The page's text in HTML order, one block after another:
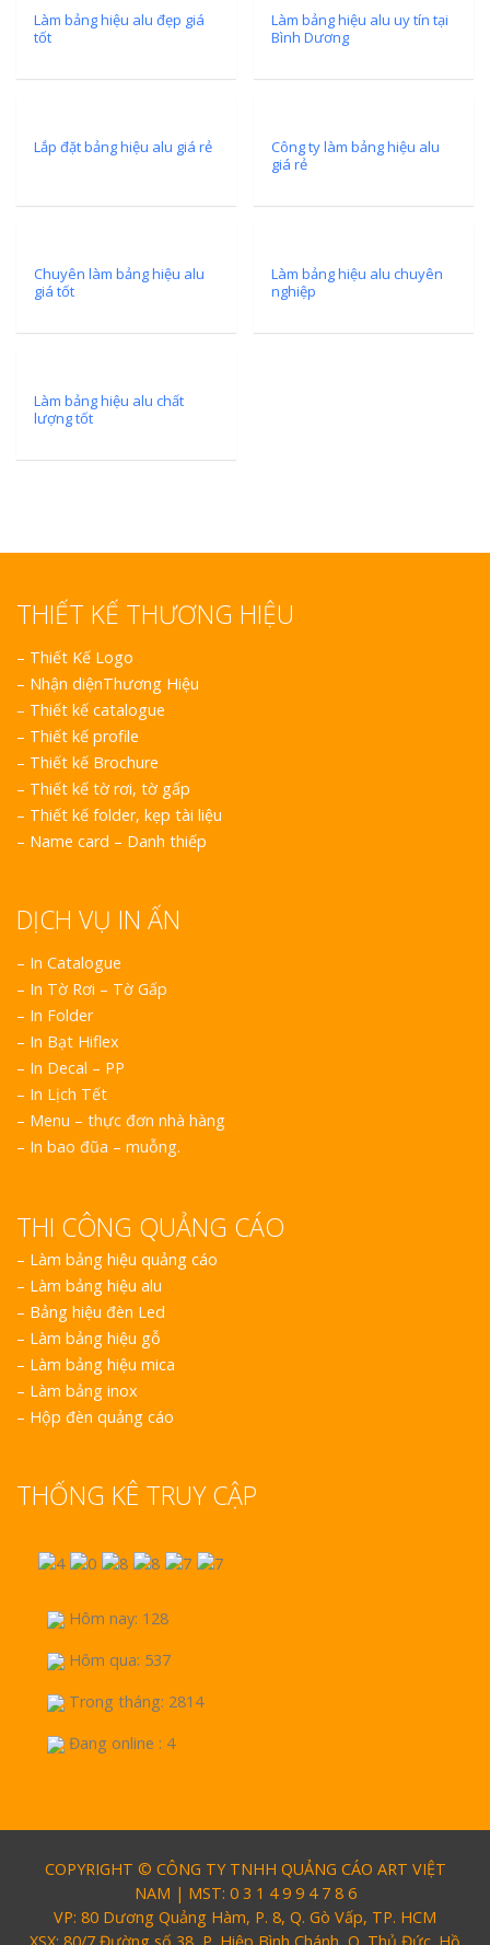
Làm bảng hiệu alu đẹp giá
tốt
Làm bảng hiệu alu uy tín tại
Bình Dương
Lắp đặt bảng hiệu alu giá rẻ
Công ty làm bảng hiệu alu
giá rẻ
Chuyên làm bảng hiệu alu
giá tốt
Làm bảng hiệu alu chuyên
nghiệp
Làm bảng hiệu alu chất
lượng tốt
THIẾT KẾ THƯƠNG HIỆU
– Thiết Kế Logo
– Nhận diệnThương Hiệu
– Thiết kế catalogue
– Thiết kế profile
– Thiết kế Brochure
– Thiết kế tờ rơi, tờ gấp
– Thiết kế folder, kẹp tài liệu
– Name card – Danh thiếp
DỊCH VỤ IN ẤN
– In Catalogue
– In Tờ Rơi – Tờ Gấp
– In Folder
– In Bạt Hiflex
– In Decal – PP
– In Lịch Tết
– Menu – thực đơn nhà hàng
– In bao đũa – muỗng.
THI CÔNG QUẢNG CÁO
– Làm bảng hiệu quảng cáo
– Làm bảng hiệu alu
– Bảng hiệu đèn Led
– Làm bảng hiệu gỗ
– Làm bảng hiệu mica
– Làm bảng inox
– Hộp đèn quảng cáo
THỐNG KÊ TRUY CẬP
Hôm nay: 128
Hôm qua: 537
Trong tháng: 2814
Đang online : 4
COPYRIGHT © CÔNG TY TNHH QUẢNG CÁO ART VIỆT
NAM | MST: 0 3 1 4 9 9 4 7 8 6
VP: 80 Dương Quảng Hàm, P. 8, Q. Gò Vấp, TP. HCM